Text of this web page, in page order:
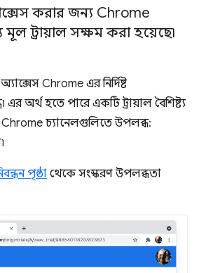
করার জন্য Chrome
ট্রায়াল সক্ষম করা হয়েছে৷
Chrome এর নির্দিষ্ট
এর অর্থ হতে পারে একটি ট্রায়াল বৈশিষ্ট্য
Chrome চ্যানেলগুলিতে উপলব্ধ:
পৃষ্ঠা থেকে সংস্করণ উপলব্ধতা